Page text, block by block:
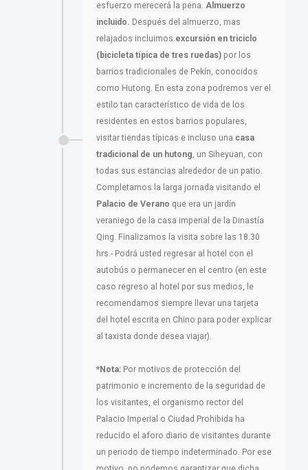
esfuerzo merecerá la pena. Almuerzo
incluido. Después del almuerzo, mas
relajados incluimos excursión en triciclo
(bicicleta típica de tres ruedas) por los
barrios tradicionales de Pekín, conocidos
como Hutong. En esta zona podremos ver el
estilo tan característico de vida de los
residentes en estos barrios populares,
visitar tiendas típicas e incluso una casa
tradicional de un hutong, un Siheyuan, con
todas sus estancias alrededor de un patio.
Completamos la larga jornada visitando el
Palacio de Verano que era un jardín
veraniego de la casa imperial de la Dinastía
Qing. Finalizamos la visita sobre las 18.30
hrs.- Podrá usted regresar al hotel con el
autobús o permanecer en el centro (en este
caso regreso al hotel por sus medios, le
recomendamos siempre llevar una tarjeta
del hotel escrita en Chino para poder explicar
al taxista donde desea viajar).
*Nota: Por motivos de protección del
patrimonio e incremento de la seguridad de
los visitantes, el organismo rector del
Palacio Imperial o Ciudad Prohibida ha
reducido el aforo diario de visitantes durante
un periodo de tiempo indeterminado. Por ese